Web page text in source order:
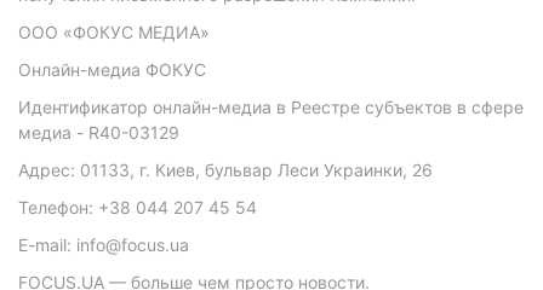
ООО «ФОКУС МЕДИА»
Онлайн-медиа ФОКУС
Идентификатор онлайн-медиа в Реестре субъектов в сфере
медиа - R40-03129
Адрес: 01133, г. Киев, бульвар Леси Украинки, 26
Телефон: +38 044 207 45 54
E-mail: info@focus.ua
FOCUS.UA — больше чем просто новости.